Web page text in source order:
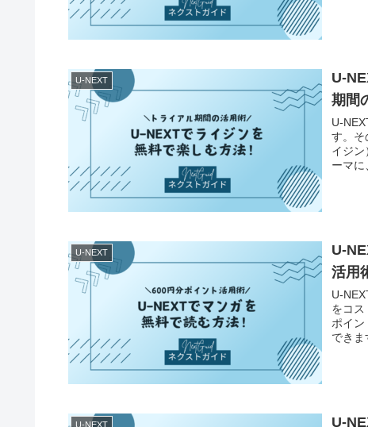
U-NEXT
U-
期間
U-
す。そ
イジ
ーマに
U-NEXT
U-
活用
U-
をコ
ポイ
できま
U-NEXT
U-